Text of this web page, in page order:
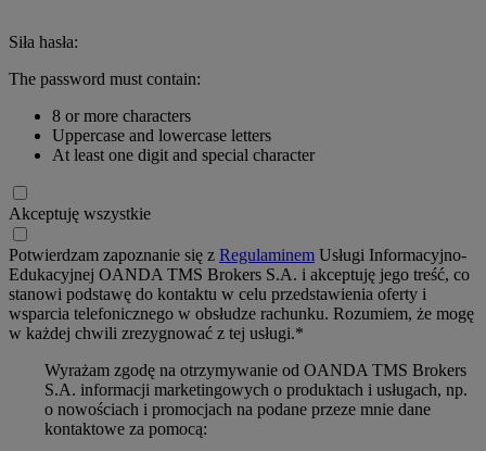
Siła hasła:
The password must contain:
8 or more characters
Uppercase and lowercase letters
At least one digit and special character
Akceptuję wszystkie
Potwierdzam zapoznanie się z Regulaminem Usługi Informacyjno-
Edukacyjnej OANDA TMS Brokers S.A. i akceptuję jego treść, co
stanowi podstawę do kontaktu w celu przedstawienia oferty i
wsparcia telefonicznego w obsłudze rachunku. Rozumiem, że mogę
w każdej chwili zrezygnować z tej usługi.*
Wyrażam zgodę na otrzymywanie od OANDA TMS Brokers
S.A. informacji marketingowych o produktach i usługach, np.
o nowościach i promocjach na podane przeze mnie dane
kontaktowe za pomocą: